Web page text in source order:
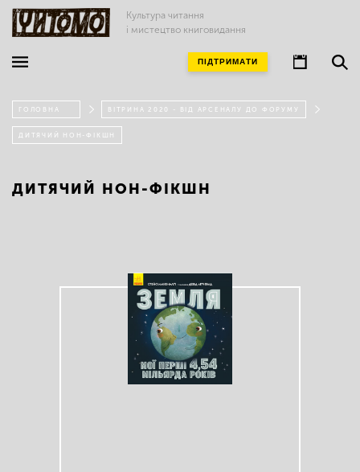
Культура читання
і мистецтво книговидання
ПІДТРИМАТИ
ГОЛОВНА ВІТРИНА 2020 - ВІД АРСЕНАЛУ ДО ФОРУМУ
ДИТЯЧИЙ НОН-ФІКШН
ДИТЯЧИЙ НОН-ФІКШН